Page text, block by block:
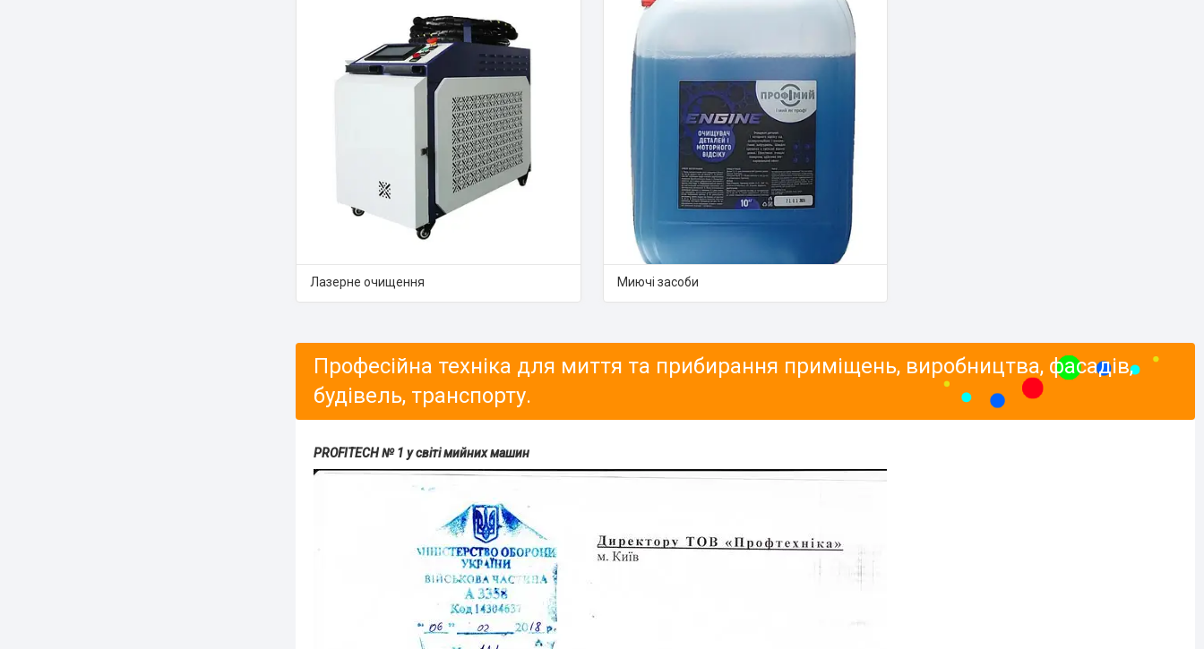
Лазерне очищення Миючі засоби
Професійна техніка для миття та прибирання приміщень, виробництва, фасадів,
будівель, транспорту.
PROFITECH № 1 у світі мийних машин